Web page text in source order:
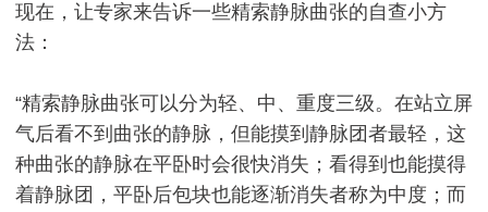
现在，让专家来告诉一些精索静脉曲张的自查小方
法：
“精索静脉曲张可以分为轻、中、重度三级。在站立屏
气后看不到曲张的静脉，但能摸到静脉团者最轻，这
种曲张的静脉在平卧时会很快消失；看得到也能摸得
着静脉团，平卧后包块也能逐渐消失者称为中度；而